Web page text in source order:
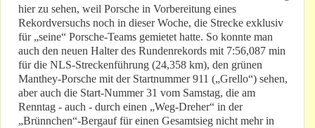
hier zu sehen, weil Porsche in Vorbereitung eines
Rekordversuchs noch in dieser Woche, die Strecke exklusiv
für „seine“ Porsche-Teams gemietet hatte. So konnte man
auch den neuen Halter des Rundenrekords mit 7:56,087 min
für die NLS-Streckenführung (24,358 km), den grünen
Manthey-Porsche mit der Startnummer 911 („Grello“) sehen,
aber auch die Start-Nummer 31 vom Samstag, die am
Renntag - auch - durch einen „Weg-Dreher“ in der
„Brünnchen“-Bergauf für einen Gesamtsieg nicht mehr in